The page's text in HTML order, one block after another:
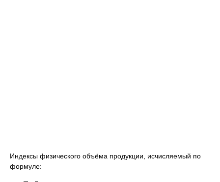
Индексы физического объёма продукции, исчисляемый по
формуле: